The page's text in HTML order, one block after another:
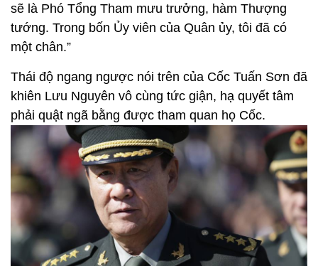
sẽ là Phó Tổng Tham mưu trưởng, hàm Thượng
tướng. Trong bốn Ủy viên của Quân ủy, tôi đã có
một chân.”
Thái độ ngang ngược nói trên của Cốc Tuấn Sơn đã
khiên Lưu Nguyên vô cùng tức giận, hạ quyết tâm
phải quật ngã bằng được tham quan họ Cốc.